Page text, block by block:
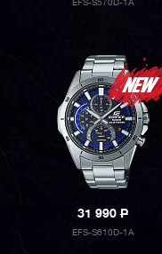
EFS-S570D-1A
31 990P
EFS-S610D-1A